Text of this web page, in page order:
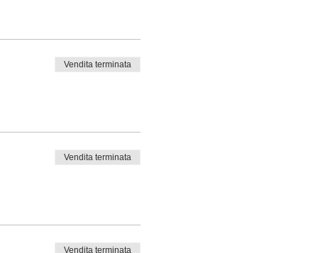
Vendita terminata
Vendita terminata
Vendita terminata